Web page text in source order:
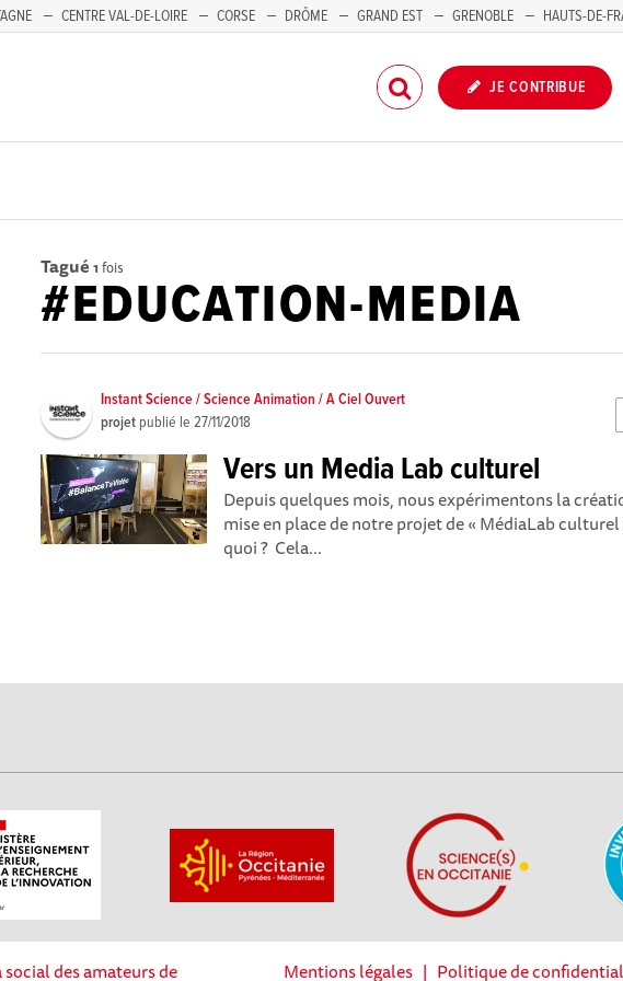
CENTRE VAL-DE-LOIRE CORSE DRÔME GRAND EST GRENOBLE HAUTS-DE-
JE CONTRIBUE
Tagué 1 fois
#EDUCATION-MEDIA
Instant Science / Science Animation / A Ciel Ouvert
projet publié le27/11/2018
Vers un Media Lab culturel
Depuis quelques mois, nous expérimentons la
mise en place de notre projet de « MédiaLab
quoi ? Cela...
des amateurs de Mentions légales| Politique de